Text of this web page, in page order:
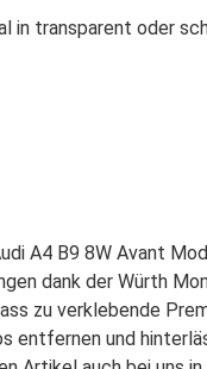
in transparent oder
A4 B9 8W Avant
dank der Würth
zu verklebende
entfernen und